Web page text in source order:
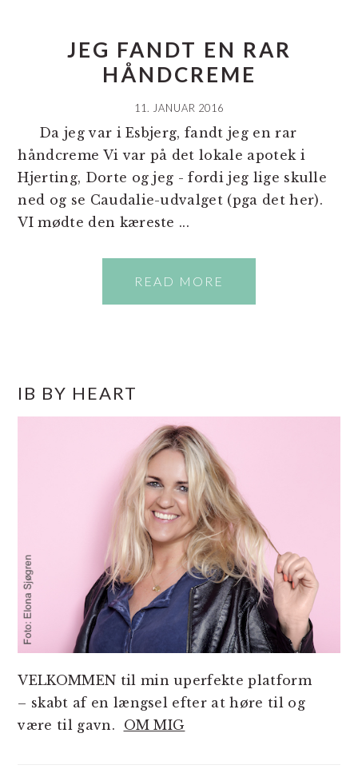
JEG FANDT EN RAR
HÅNDCREME
11. JANUAR 2016
Da jeg var i Esbjerg, fandt jeg en rar
håndcreme Vi var på det lokale apotek i
Hjerting, Dorte og jeg - fordi jeg lige skulle
ned og se Caudalie-udvalget (pga det her).
VI mødte den kæreste ...
READ MORE
SIDEBAR
IB BY HEART
VELKOMMEN til min uperfekte platform
– skabt af en længsel efter at høre til og
være til gavn. OM MIG